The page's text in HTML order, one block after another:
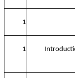
1
1